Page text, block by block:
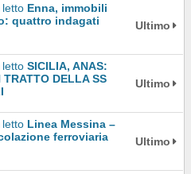
Enna, immobili
quattro indagati
Ultimo
SICILIA, ANAS:
TRATTO DELLA SS
Ultimo
Linea Messina –
ferroviaria
Ultimo